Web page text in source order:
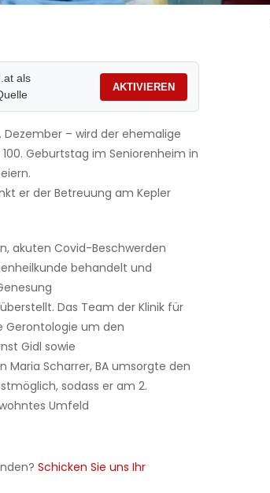
als
AKTIVIEREN
– wird der ehemalige
Geburtstag im Seniorenheim in
er der Betreuung am Kepler
akuten Covid-Beschwerden
behandelt und
Das Team der Klinik für
Gerontologie um den
Gidl sowie
Maria Scharrer, BA umsorgte den
sodass er am 2.
Umfeld
Schicken Sie uns Ihr